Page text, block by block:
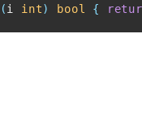
(i int) bool {